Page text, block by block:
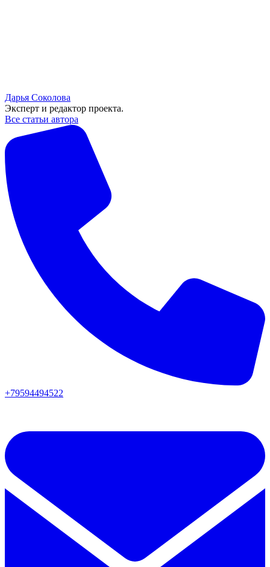
Дарья Соколова
Эксперт и редактор проекта.
Все статьи автора
+79594494522